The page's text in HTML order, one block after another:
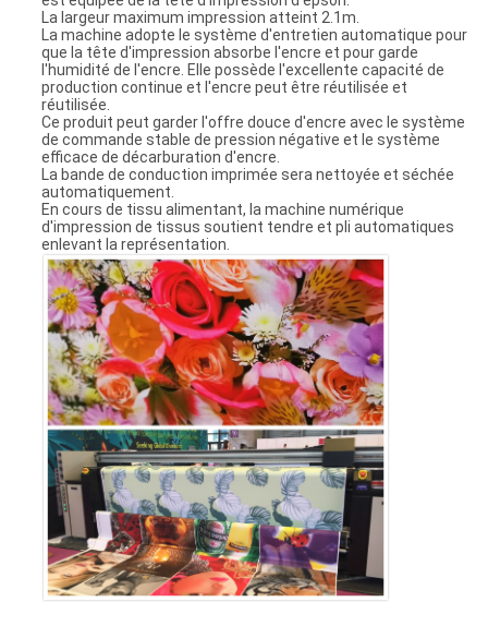
La largeur maximum impression atteint 2.1m.
La machine adopte le système d'entretien automatique pour
que la tête d'impression absorbe l'encre et pour garde
l'humidité de l'encre. Elle possède l'excellente capacité de
production continue et l'encre peut être réutilisée et
réutilisée.
Ce produit peut garder l'offre douce d'encre avec le système
de commande stable de pression négative et le système
efficace de décarburation d'encre.
La bande de conduction imprimée sera nettoyée et séchée
automatiquement.
En cours de tissu alimentant, la machine numérique
d'impression de tissus soutient tendre et pli automatiques
enlevant la représentation.